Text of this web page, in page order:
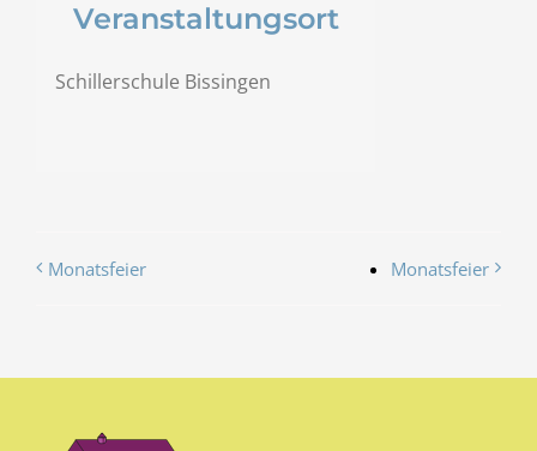
Veranstaltungsort
Schillerschule Bissingen
Monatsfeier Monatsfeier